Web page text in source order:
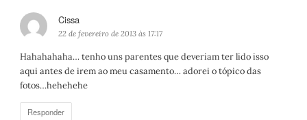
Cissa
i
s
e
:
22 de fevereiro de 2013 às 17:17
Hahahahaha… tenho uns parentes que deveriam ter lido isso
aqui antes de irem ao meu casamento… adorei o tópico das
fotos…hehehehe
Responder